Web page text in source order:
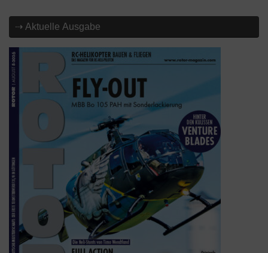
⇢ Aktuelle Ausgabe